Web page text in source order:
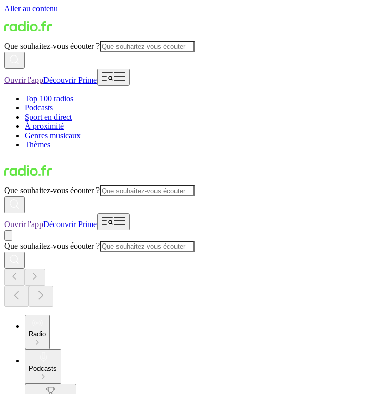
Aller au contenu
Que souhaitez-vous écouter ?
Ouvrir l'appDécouvrir Prime
Top 100 radios
Podcasts
Sport en direct
À proximité
Genres musicaux
Thèmes
Que souhaitez-vous écouter ?
Ouvrir l'appDécouvrir Prime
Que souhaitez-vous écouter ?
Radio
Podcasts